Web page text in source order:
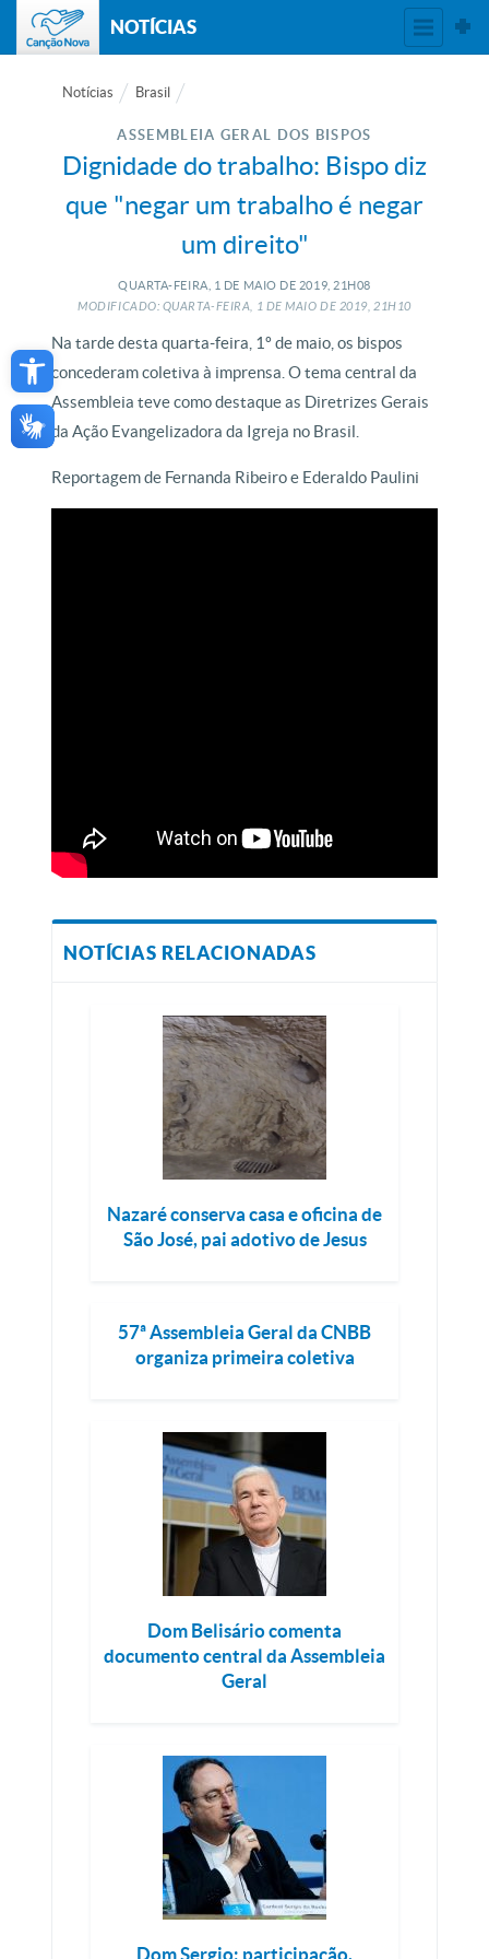
Open toolbar
NOTÍCIAS
Notícias Brasil
ASSEMBLEIA GERAL DOS BISPOS
Dignidade do trabalho: Bispo diz
que "negar um trabalho é negar
um direito"
QUARTA-FEIRA, 1 DE MAIO DE 2019, 21H08
MODIFICADO: QUARTA-FEIRA, 1 DEMAIO DE 2019, 21H10
Na tarde desta quarta-feira, 1º de maio, os bispos
concederam coletiva à imprensa. O tema central da
Assembleia teve como destaque as Diretrizes Gerais
da Ação Evangelizadora da Igreja no Brasil.
Reportagem de Fernanda Ribeiro e Ederaldo Paulini
NOTÍCIAS RELACIONADAS
Nazaré conserva casa e oficina de
São José, pai adotivo de Jesus
57ª Assembleia Geral da CNBB
organiza primeira coletiva
Dom Belisário comenta
documento central da Assembleia
Geral
Dom Sergio: participação,